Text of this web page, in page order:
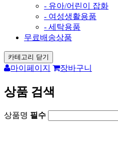
- 유아/어린이 잡화
- 여성생활용품
- 세탁용품
무료배송상품
카테고리 닫기
마이페이지 장바구니
상품 검색
상품명 필수